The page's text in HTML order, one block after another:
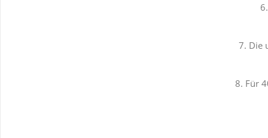
7. Die
8. Für